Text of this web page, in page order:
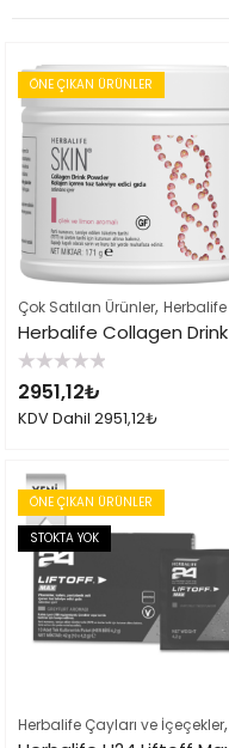
ÖNE ÇIKAN ÜRÜNLER
Çok Satılan Ürünler, Herbalife Çayları ve İçeçekler
5
üzerinden
0
oy
2951,12₺
KDV Dahil 2951,12₺
ÖNE ÇIKAN ÜRÜNLER
STOKTA YOK
Herbalife Çayları ve İçeçekler,